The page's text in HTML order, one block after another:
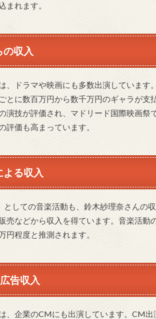
まれます。
収入
、ドラマや映画にも多数出演しています
とに数百万円から数千万円のギャラが支
演技が評価され、マドリード国際映画祭
評価も高まっています。
る収入
としての音楽活動も、鈴木紗理奈さんの
売などから収入を得ています。音楽活動
円程度と推測されます。
告収入
、企業のCMにも出演しています。CM